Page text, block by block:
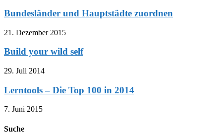
Bundesländer und Hauptstädte zuordnen
21. Dezember 2015
Build your wild self
29. Juli 2014
Lerntools – Die Top 100 in 2014
7. Juni 2015
Suche